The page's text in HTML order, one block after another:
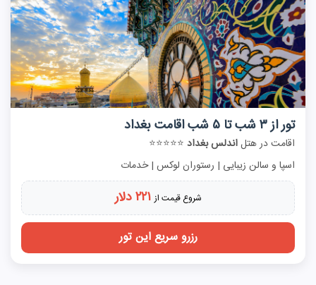
تور از ۳ شب تا ۵ شب اقامت بغداد
اقامت در هتلاندلس بغداد ⭐⭐⭐⭐⭐
اسپا و سالن زیبایی | رستوران لوکس | خدمات
شروع قیمت از ۲۲۱ دلار
رزرو سریع این تور